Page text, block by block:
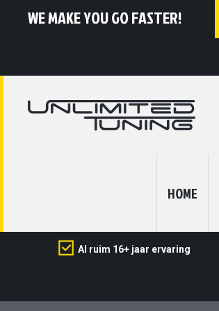
WE MAKE YOU GO FASTER!
HOME
Al ruim 16+ jaar ervaring